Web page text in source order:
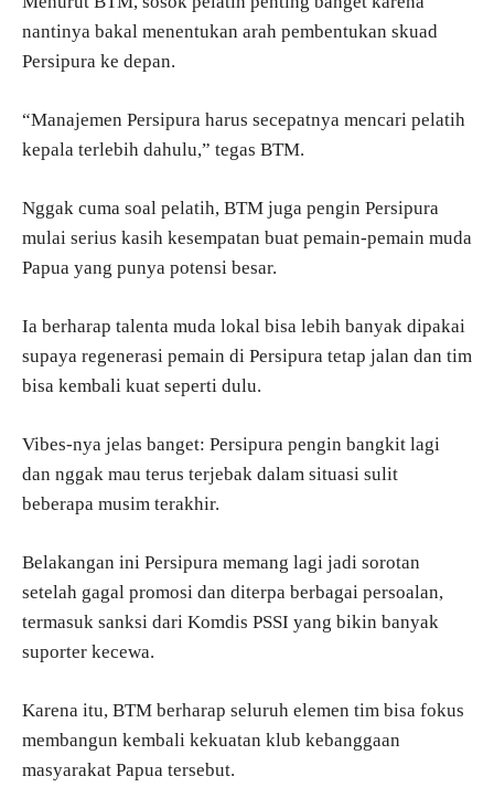
nantinya bakal menentukan arah pembentukan skuad
Persipura ke depan.
“Manajemen Persipura harus secepatnya mencari pelatih
kepala terlebih dahulu,” tegas BTM.
Nggak cuma soal pelatih, BTM juga pengin Persipura
mulai serius kasih kesempatan buat pemain-pemain muda
Papua yang punya potensi besar.
Ia berharap talenta muda lokal bisa lebih banyak dipakai
supaya regenerasi pemain di Persipura tetap jalan dan tim
bisa kembali kuat seperti dulu.
Vibes-nya jelas banget: Persipura pengin bangkit lagi
dan nggak mau terus terjebak dalam situasi sulit
beberapa musim terakhir.
Belakangan ini Persipura memang lagi jadi sorotan
setelah gagal promosi dan diterpa berbagai persoalan,
termasuk sanksi dari Komdis PSSI yang bikin banyak
suporter kecewa.
Karena itu, BTM berharap seluruh elemen tim bisa fokus
membangun kembali kekuatan klub kebanggaan
masyarakat Papua tersebut.